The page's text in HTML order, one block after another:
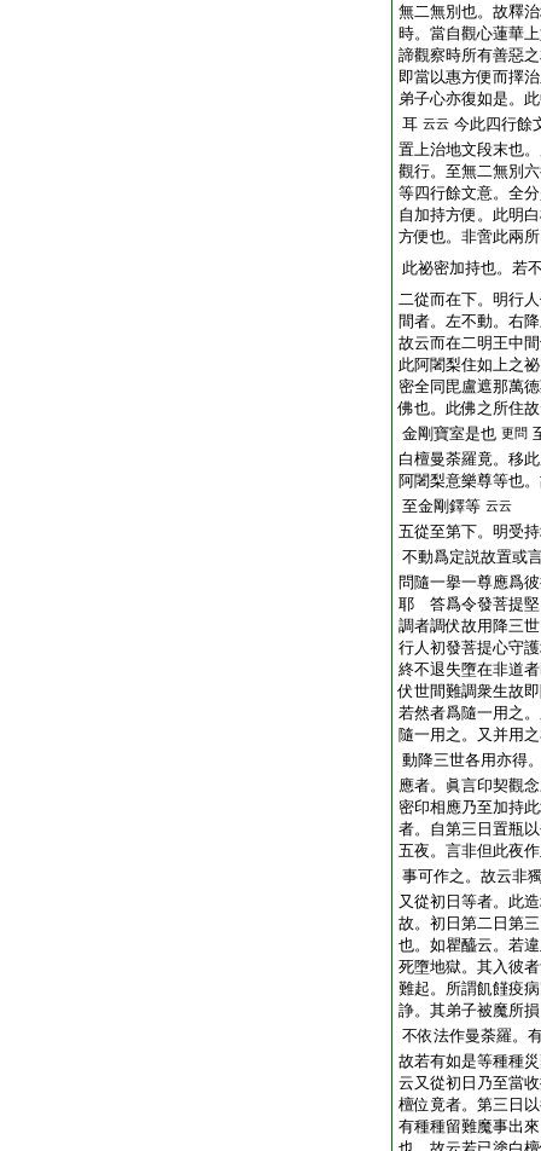
無二無別也。故釋
時。當自觀心蓮華
諦觀察時所有善惡
即當以惠方便而擇
弟子心亦復如是。
耳 云云 今此四行餘
置上治地文段末也
觀行。至無二無別
等四行餘文意。全
自加持方便。此明
方便也。非啻此兩
此祕密加持也。若
二從而在下。明行
間者。左不動。右
故云而在二明王中
此阿闍梨住如上之
密全同毘盧遮那萬
佛也。此佛之所住
金剛寶室是也 更問
白檀曼荼羅竟。移
阿闍梨意樂尊等也
至金剛鐸等 云云
五從至第下。明受
不動爲定説故置或
問隨一擧一尊應爲
耶 答爲令發菩提堅
調者調伏故用降三
行人初發菩提心守
終不退失墮在非道
伏世間難調衆生故
若然者爲隨一用之
隨一用之。又并用
動降三世各用亦得
應者。眞言印契觀
密印相應乃至加持
者。自第三日置瓶
五夜。言非但此夜
事可作之。故云非
又從初日等者。此
故。初日第二日第
也。如瞿醯云。若
死墮地獄。其入彼
難起。所謂飢饉疫
諍。其弟子被魔所
不依法作曼荼羅。
故若有如是等種種
云又從初日乃至當
檀位竟者。第三日
有種種留難魔事出